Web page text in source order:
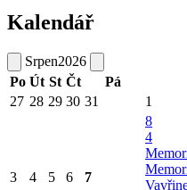
Kalendář
Srpen2026
Po Út St Čt Pá
27 28 29 30 31 1
3 4 5 6 7
8
4